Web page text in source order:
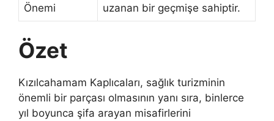
Önemi
uzanan bir geçmişe sahiptir.
Özet
Kızılcahamam Kaplıcaları, sağlık turizminin
önemli bir parçası olmasının yanı sıra, binlerce
yıl boyunca şifa arayan misafirlerini